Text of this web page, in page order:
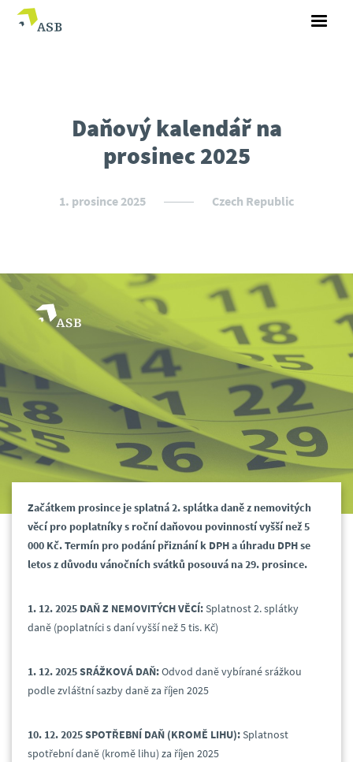
Daňový kalendář na
prosinec 2025
1. prosince 2025 Czech Republic
Začátkem prosince je splatná 2. splátka daně z nemovitých
věcí pro poplatníky s roční daňovou povinností vyšší než 5
000 Kč. Termín pro podání přiznání k DPH a úhradu DPH se
letos z důvodu vánočních svátků posouvá na 29. prosince.
1. 12. 2025 DAŇ Z NEMOVITÝCH VĚCÍ:Splatnost 2. splátky
daně (poplatníci s daní vyšší než 5 tis. Kč)
1. 12. 2025 SRÁŽKOVÁ DAŇ:Odvod daně vybírané srážkou
podle zvláštní sazby daně za říjen 2025
10. 12.2025 SPOTŘEBNÍ DAŇ (KROMĚ LIHU):Splatnost
spotřební daně (kromě lihu) za říjen 2025